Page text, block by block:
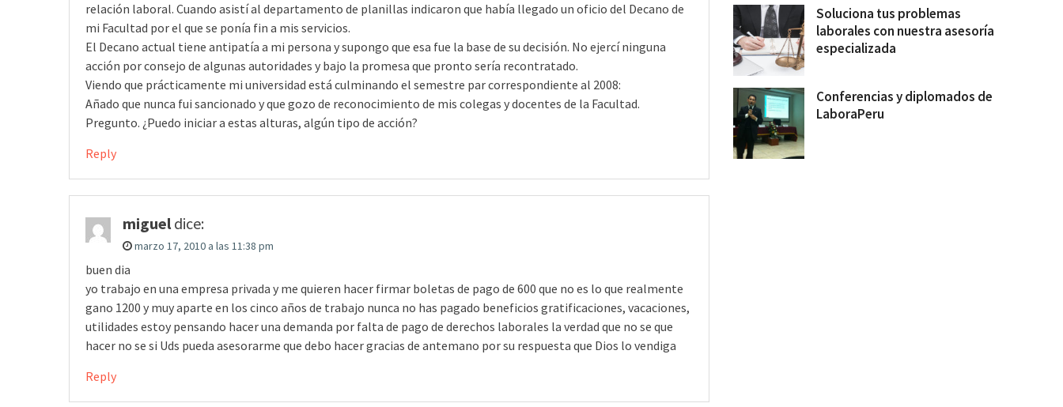
relación laboral. Cuando asistí al departamento de planillas indicaron que había llegado un oficio del Decano de
mi Facultad por el que se ponía fin a mis servicios.
El Decano actual tiene antipatía a mi persona y supongo que esa fue la base de su decisión. No ejercí ninguna
acción por consejo de algunas autoridades y bajo la promesa que pronto sería recontratado.
Viendo que prácticamente mi universidad está culminando el semestre par correspondiente al 2008:
Añado que nunca fui sancionado y que gozo de reconocimiento de mis colegas y docentes de la Facultad.
Pregunto. ¿Puedo iniciar a estas alturas, algún tipo de acción?
Reply
miguel dice:
marzo 17, 2010 a las 11:38 pm
buen dia
yo trabajo en una empresa privada y me quieren hacer firmar boletas de pago de 600 que no es lo que realmente
gano 1200 y muy aparte en los cinco años de trabajo nunca no has pagado beneficios gratificaciones, vacaciones,
utilidades estoy pensando hacer una demanda por falta de pago de derechos laborales la verdad que no se que
hacer no se si Uds pueda asesorarme que debo hacer gracias de antemano por su respuesta que Dios lo vendiga
Reply
Soluciona tus problemas
laborales con nuestra asesoría
especializada
Conferencias y diplomados de
LaboraPeru